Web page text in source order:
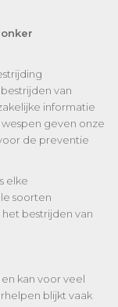
van
informatie
geven onze
de preventie
elke
soorten
bestrijden van
kan voor veel
blijkt vaak